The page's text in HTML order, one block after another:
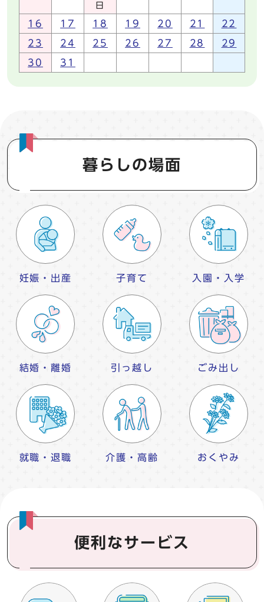
日
16 17 18 19 20 21 22
23 24 25 26 27 28 29
30 31
暮らしの場面
妊娠・出産 子育て 入園・入学
結婚・離婚 引っ越し ごみ出し
就職・退職 介護・高齢 おくやみ
便利なサービス